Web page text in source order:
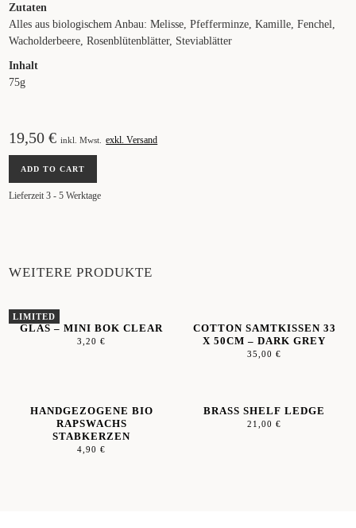
19,50€ inkl. Mwst. exkl. Versand
Lieferzeit 3 - 5 Werktage
BIO
RELAX
KRÄUTERTEE
ADD TO CART
Zutaten
Alles aus biologischem Anbau: Melisse, Pfefferminze, Kamille, Fenchel,
Wacholderbeere, Rosenblütenblätter, Steviablätter
Inhalt
75g
WEITERE PRODUKTE
GLAS – MINI BOK CLEAR
3,20€
COTTON SAMTKISSEN 33
X 50CM – DARK GREY
35,00 €
HANDGEZOGENE BIO
RAPSWACHS
STABKERZEN
4,90€
BRASS SHELF LEDGE
21,00 €